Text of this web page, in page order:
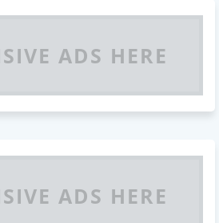
ADS HERE
ADS HERE